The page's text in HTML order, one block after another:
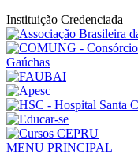
Instituição Credenciada
MENU PRINCIPAL